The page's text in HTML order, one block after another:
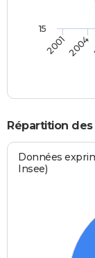
20012004
15
Répartition
Données
Insee)